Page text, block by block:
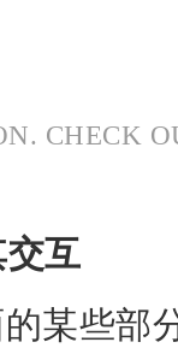
CHECK
互
某些部